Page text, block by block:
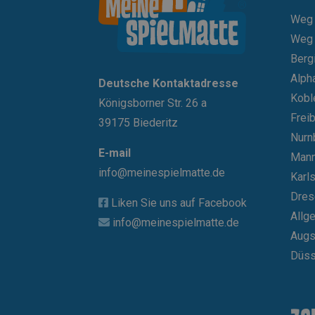
Deutsche Kontaktadresse
Königsborner Str. 26 a
39175 Biederitz
E-mail
info@meinespielmatte.de
Liken Sie uns auf Facebook
info@meinespielmatte.de
Weg
Weg
sbjs_current
sbjs_first